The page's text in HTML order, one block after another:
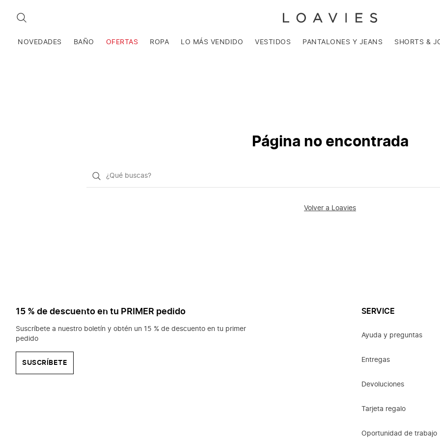
BUSCAR
NOVEDADES BAÑO OFERTAS ROPA LO MÁS VENDIDO VESTIDOS PANTALONES Y JEANS SHORTS &
Página no encontrada
¿Qué
Volver a Loavies
15 % de descuento en tu PRIMER pedido
Suscríbete a nuestro boletín y obtén un 15 % de descuento en tu primer
pedido
SUSCRÍBETE
SERVICE
Ayuda y preguntas
Entregas
Devoluciones
Tarjeta regalo
Oportunidad de trabajo